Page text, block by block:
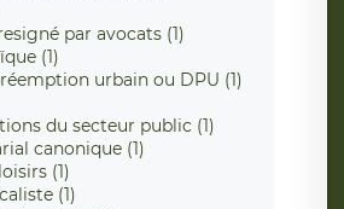
par avocats (1)
(1)
urbain ou DPU (1)
du secteur public (1)
canonique (1)
(1)
(1)